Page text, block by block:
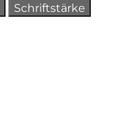
Schriftstärke